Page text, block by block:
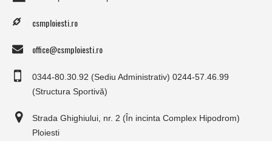
csmploiesti.ro
office@csmploiesti.ro
0344-80.30.92 (Sediu Administrativ) 0244-57.46.99
(Structura Sportivă)
Strada Ghighiului, nr. 2 (În incinta Complex Hipodrom)
Ploiesti